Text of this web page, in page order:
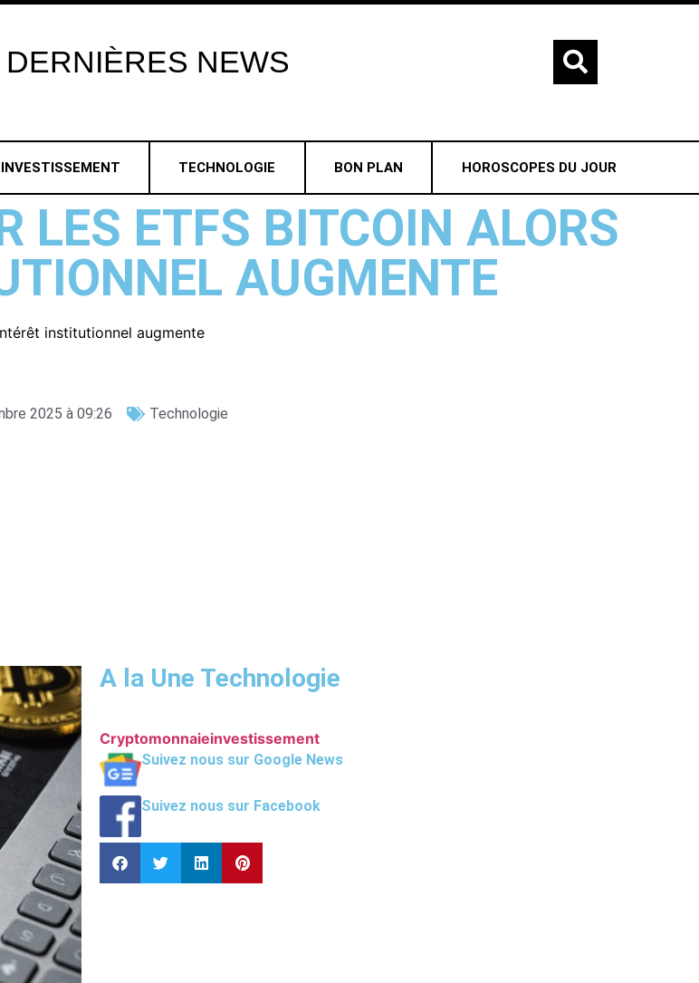
DERNIÈRES NEWS
INVESTISSEMENT TECHNOLOGIE BON PLAN HOROSCOPES DU JOUR
LES ETFS BITCOIN ALORS
AUGMENTE
institutionnel augmente
2025 à 09:26 Technologie
A la Une Technologie
Cryptomonnaieinvestissement
Suivez nous sur Google News
Suivez nous sur Facebook